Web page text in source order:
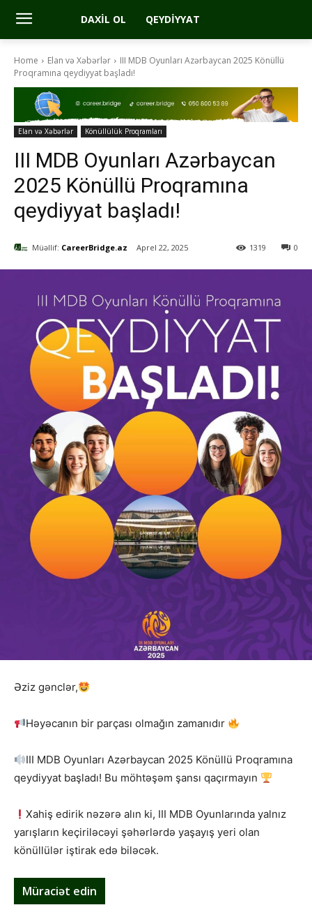
DAXIL OL QEYDIYYAT
Home Elan və Xəbərlər
III MDB Oyunları Azərbaycan 2025 Könüllü
Proqramına qeydiyyat başladı!
Elan və Xəbərlər Könüllülük Proqramları
III MDB Oyunları Azərbaycan
2025 Könüllü Proqramına
qeydiyyat başladı!
Müəllif: CareerBridge.az Aprel 22, 2025 0
1319
Əziz gənclər,
Həyəcanın bir parçası olmağın zamanıdır
III MDB Oyunları Azərbaycan 2025 Könüllü Proqramına
qeydiyyat başladı! Bu möhtəşəm şansı qaçırmayın
Xahiş edirik nəzərə alın ki, III MDB Oyunlarında yalnız
yarışların keçiriləcəyi şəhərlərdə yaşayış yeri olan
könüllülər iştirak edə biləcək.
Müraciət edin